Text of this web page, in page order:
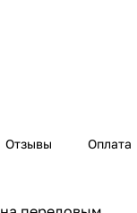
Отзывы Оплата